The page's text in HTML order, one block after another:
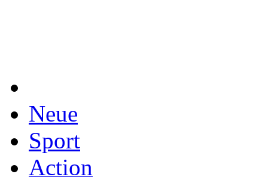
Neue
Sport
Action